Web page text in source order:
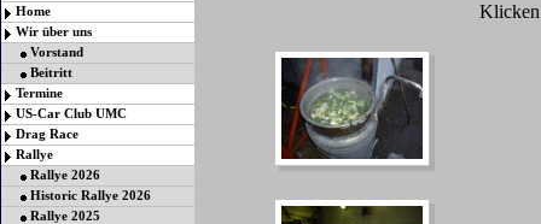
Home
Wir über uns
Vorstand
Beitritt
Termine
US-Car Club UMC
Drag Race
Rallye
Rallye 2026
Historic Rallye 2026
Rallye 2025
Klicken